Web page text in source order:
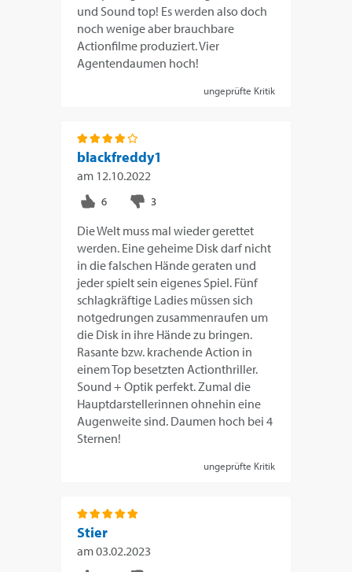
und Sound top! Es werden also doch
noch wenige aber brauchbare
Actionfilme produziert. Vier
Agentendaumen hoch!
ungeprüfte Kritik
blackfreddy1
am 12.10.2022
Die Welt muss mal wieder gerettet
werden. Eine geheime Disk darf nicht
in die falschen Hände geraten und
jeder spielt sein eigenes Spiel. Fünf
schlagkräftige Ladies müssen sich
notgedrungen zusammenraufen um
die Disk in ihre Hände zu bringen.
Rasante bzw. krachende Action in
einem Top besetzten Actionthriller.
Sound + Optik perfekt. Zumal die
Hauptdarstellerinnen ohnehin eine
Augenweite sind. Daumen hoch bei 4
Sternen!
ungeprüfte Kritik
Stier
am03.02.2023